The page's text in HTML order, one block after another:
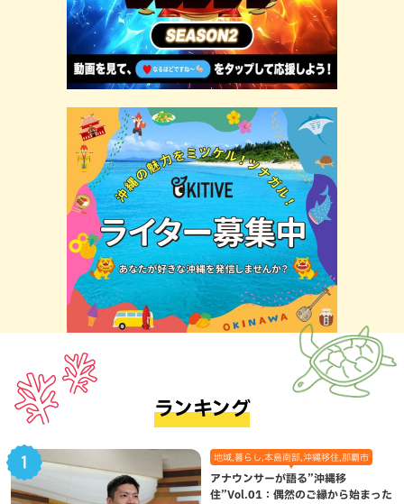
ランキング
地域,暮らし,本島南部,沖縄移住,那覇市
アナウンサーが語る”沖縄移
住”Vol.01：偶然のご縁から始まった